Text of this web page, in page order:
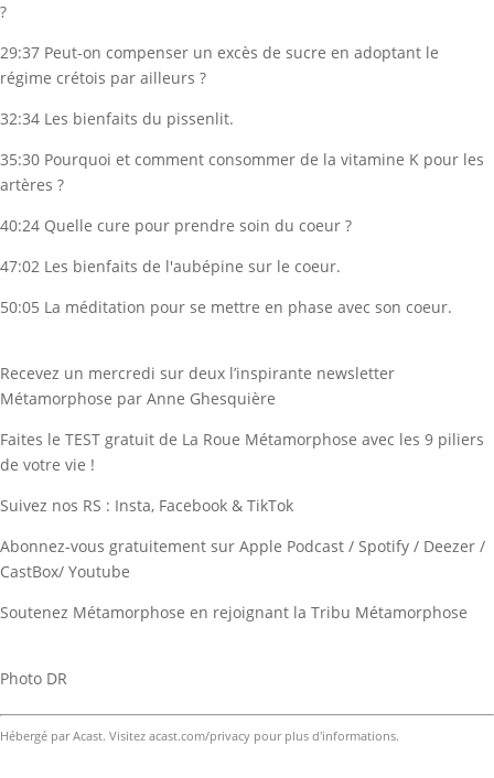
?
29:37 Peut-on compenser un excès de sucre en adoptant le
régime crétois par ailleurs ?
32:34 Les bienfaits du pissenlit.
35:30 Pourquoi et comment consommer de la vitamine K pour les
artères ?
40:24 Quelle cure pour prendre soin du coeur ?
47:02 Les bienfaits de l'aubépine sur le coeur.
50:05 La méditation pour se mettre en phase avec son coeur.
Recevez un mercredi sur deux l’inspirante newsletter
Métamorphose par Anne Ghesquière
Faites le TEST gratuit de La Roue Métamorphose avec les 9 piliers
de votre vie !
Suivez nos RS : Insta, Facebook & TikTok
Abonnez-vous gratuitement sur Apple Podcast / Spotify / Deezer /
CastBox/ Youtube
Soutenez Métamorphose en rejoignant la Tribu Métamorphose
Photo DR
Hébergé par Acast. Visitez acast.com/privacy pour plus d'informations.